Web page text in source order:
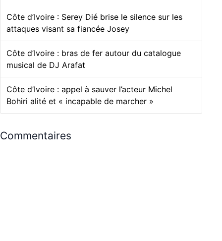
Côte d’Ivoire : Serey Dié brise le silence sur les
attaques visant sa fiancée Josey
Côte d’Ivoire : bras de fer autour du catalogue
musical de DJ Arafat
Côte d’Ivoire : appel à sauver l’acteur Michel
Bohiri alité et « incapable de marcher »
Commentaires